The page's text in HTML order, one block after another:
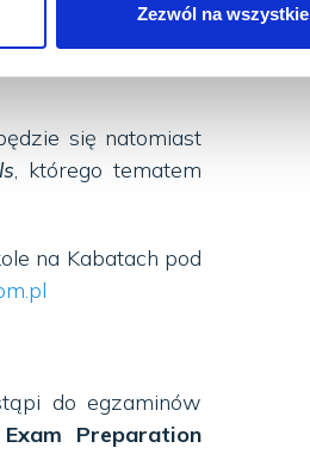
Zezwól na wszystkie
opowie
– i jak wydać
się natomiast
, którego tematem
na Kabatach pod
do egzaminów
Exam Preparation